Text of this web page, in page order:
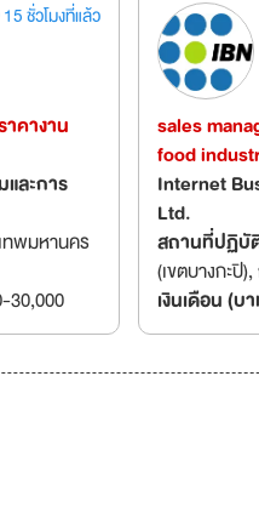
15 ชั่วโมงที่แล้ว
คางาน
ละการ
30,000
sales
food
Internet
Ltd.
สถานที่ปฏิบั
(เขตบางกะปิ
บึงกุ่ม), กรุงเ
ลาดพร้าว),
เงินเดือน (บ